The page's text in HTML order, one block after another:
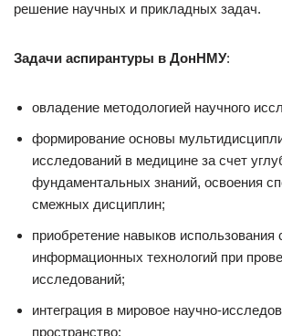
решение научных и прикладных задач.
Задачи аспирантуры в ДонНМУ:
овладение методологией научного
формирование основы
исследований в медицине за счет
фундаментальных знаний, освоения
смежных дисциплин;
приобретение навыков использования
информационных технологий при
исследований;
интеграция в мировое научно-
пространство;